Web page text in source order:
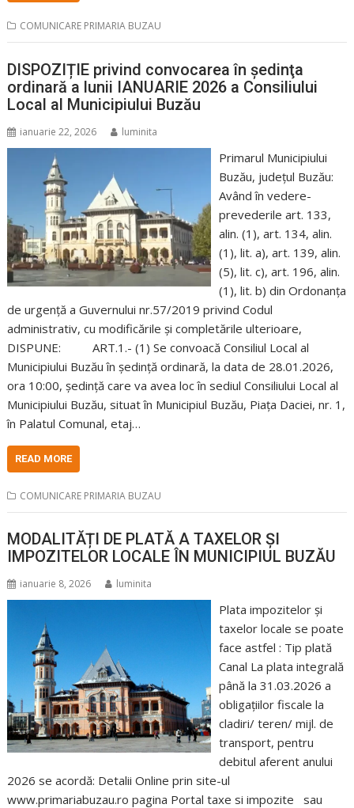
COMUNICARE PRIMARIA BUZAU
DISPOZIȚIE privind convocarea în şedinţa
ordinară a lunii IANUARIE 2026 a Consiliului
Local al Municipiului Buzău
ianuarie 22, 2026 luminita
Primarul Municipiului
Buzău, judeţul Buzău:
Având în vedere-
prevederile art. 133,
alin. (1), art. 134, alin.
(1), lit. a), art. 139, alin.
(5), lit. c), art. 196, alin.
(1), lit. b) din Ordonanța
de urgență a Guvernului nr.57/2019 privind Codul
administrativ, cu modificările și completările ulterioare,
DISPUNE: ART.1.- (1) Se convoacă Consiliul Local al
Municipiului Buzău în şedinţă ordinară, la data de 28.01.2026,
ora 10:00, şedinţă care va avea loc în sediul Consiliului Local al
Municipiului Buzău, situat în Municipiul Buzău, Piaţa Daciei, nr. 1,
în Palatul Comunal, etaj…
READ MORE
COMUNICARE PRIMARIA BUZAU
MODALITĂȚI DE PLATĂ A TAXELOR ȘI
IMPOZITELOR LOCALE ÎN MUNICIPIUL BUZĂU
ianuarie 8, 2026 luminita
Plata impozitelor şi
taxelor locale se poate
face astfel : Tip plată
Canal La plata integrală
până la 31.03.2026 a
obligațiilor fiscale la
cladiri/ teren/ mijl. de
transport, pentru
debitul aferent anului
2026 se acordă: Detalii Online prin site-ul
www.primariabuzau.ro pagina Portal taxe si impozite sau